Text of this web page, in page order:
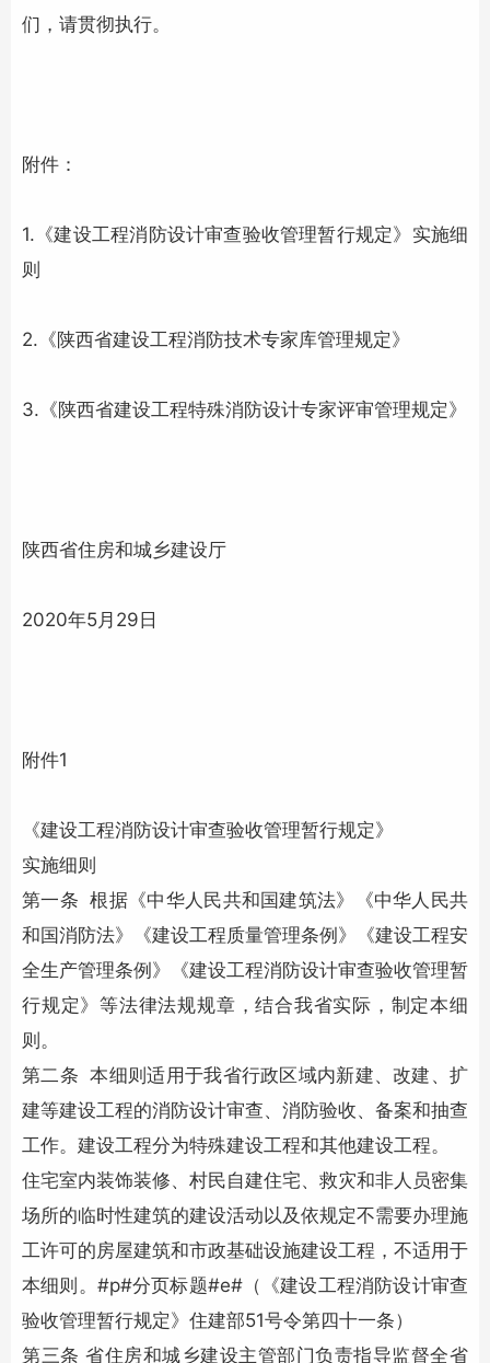
们，请贯彻执行。
附件：
1.《建设工程消防设计审查验收管理暂行规定》实施细
则
2.《陕西省建设工程消防技术专家库管理规定》
3.《陕西省建设工程特殊消防设计专家评审管理规定》
陕西省住房和城乡建设厅
2020年5月29日
附件1
《建设工程消防设计审查验收管理暂行规定》
实施细则
第一条 根据《中华人民共和国建筑法》《中华人民共
和国消防法》《建设工程质量管理条例》《建设工程安
全生产管理条例》《建设工程消防设计审查验收管理暂
行规定》等法律法规规章，结合我省实际，制定本细
则。
第二条 本细则适用于我省行政区域内新建、改建、扩
建等建设工程的消防设计审查、消防验收、备案和抽查
工作。建设工程分为特殊建设工程和其他建设工程。
住宅室内装饰装修、村民自建住宅、救灾和非人员密集
场所的临时性建筑的建设活动以及依规定不需要办理施
工许可的房屋建筑和市政基础设施建设工程，不适用于
本细则。#p#分页标题#e#（《建设工程消防设计审查
验收管理暂行规定》住建部51号令第四十一条）
第三条 省住房和城乡建设主管部门负责指导监督全省